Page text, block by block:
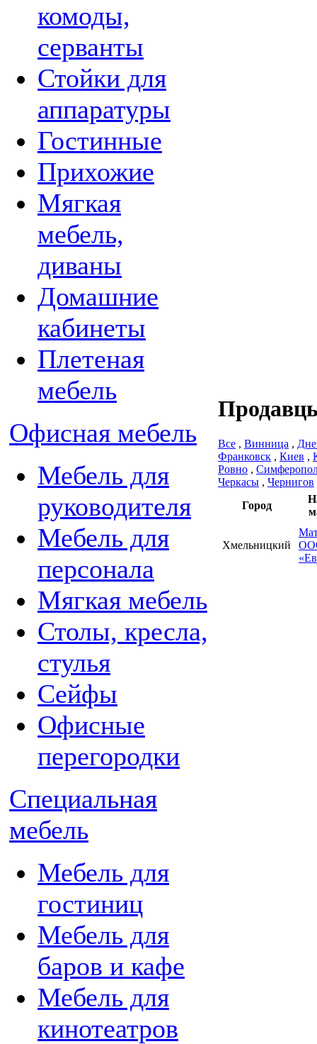
комоды,
серванты
Стойки для
аппаратуры
Гостинные
Прихожие
Мягкая
мебель,
диваны
Домашние
кабинеты
Плетеная
мебель
Офисная мебель
Мебель для
руководителя
Мебель для
персонала
Мягкая мебель
Столы, кресла,
стулья
Сейфы
Офисные
перегородки
Специальная
мебель
Мебель для
гостиниц
Мебель для
баров и кафе
Мебель для
кинотеатров
Все , Винница ,
Франковск , Киев ,
Ровно ,
Черкасы , Чернигов
Город
Хмельницкий